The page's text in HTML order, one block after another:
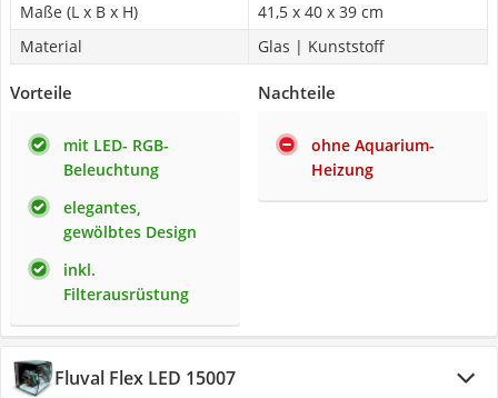
Maße (L x B x H)
41,5 x 40 x 39 cm
Material
Glas | Kunststoff
Vorteile
mit LED- RGB-
Beleuchtung
elegantes,
gewölbtes Design
inkl.
Filterausrüstung
Nachteile
ohne Aquarium-
Heizung
Fluval Flex LED 15007